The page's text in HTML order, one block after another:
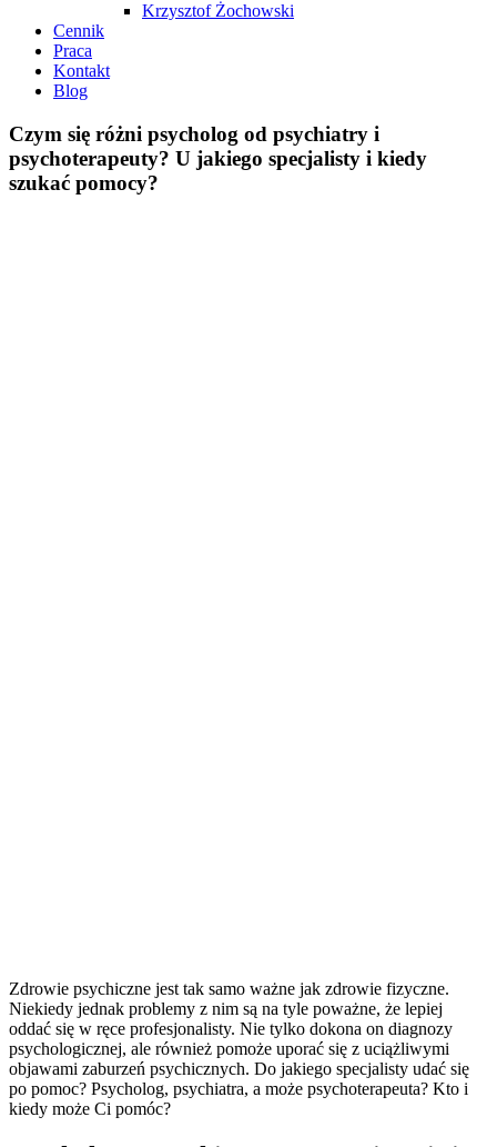
Krzysztof Żochowski
Cennik
Praca
Kontakt
Blog
Czym się różni psycholog od psychiatry i
psychoterapeuty? U jakiego specjalisty i kiedy
szukać pomocy?
Zdrowie psychiczne jest tak samo ważne jak zdrowie fizyczne.
Niekiedy jednak problemy z nim są na tyle poważne, że lepiej
oddać się w ręce profesjonalisty. Nie tylko dokona on diagnozy
psychologicznej, ale również pomoże uporać się z uciążliwymi
objawami zaburzeń psychicznych. Do jakiego specjalisty udać się
po pomoc? Psycholog, psychiatra, a może psychoterapeuta? Kto i
kiedy może Ci pomóc?